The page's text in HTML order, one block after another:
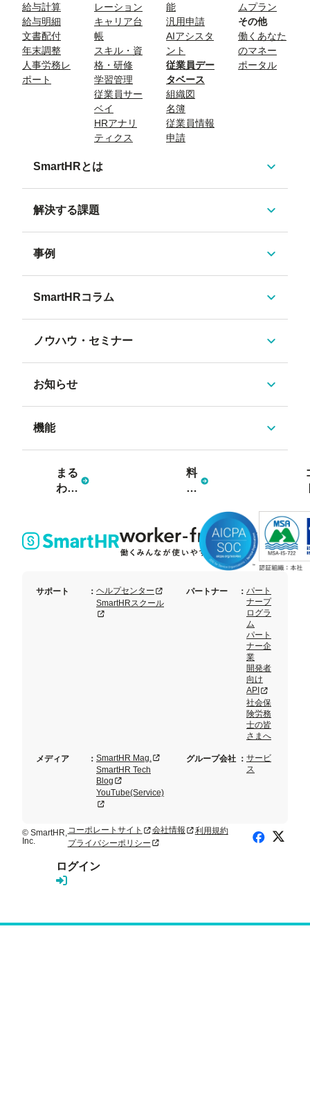
給与計算
給与明細
文書配付
年末調整
人事労務レ
ポート
レーション
キャリア台
帳
スキル・資
格・研修
学習管理
従業員サー
ベイ
HRアナリ
ティクス
能
汎用申請
AIアシスタ
ント
従業員デー
タベース
組織図
名簿
従業員情報
申請
ムプラン
その他
働くあなた
のマネー
ポータル
SmartHRとは
解決する課題
事例
SmartHRコラム
ノウハウ・セミナー
お知らせ
機能
まる
わか
セッ
料
金
ン
サポート ： ヘルプセンター 新規タブまたはウィンドウで開く
SmartHRスクール
新規タブまたはウィンドウで開く
メディア ： SmartHR Mag. 新規タブまたはウィンドウで開く
SmartHR Tech
Blog 新規タブまたはウィンドウで開く
YouTube(Service)
新規タブまたはウィンドウで開く
パートナー ： パート
ナープ
ログラ
ム
パート
ナー企
業
開発者
向け
API新規タブま
社会保
険労務
士の皆
さまへ
グループ会社 ： サービ
ス
© SmartHR,
Inc.
コーポレートサイト 新規タブまたはウィンドウで開く
会社情報新規タブまたはウィンドウで開く
利用規約
プライバシーポリシー新規タブまたはウィンドウで開くFacebook
X
ログイン